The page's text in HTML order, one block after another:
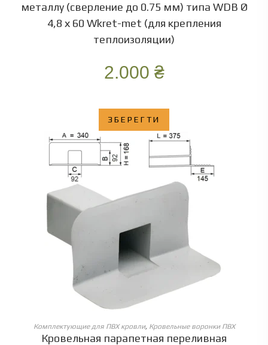
металлу (сверление до 0.75 мм) типа WDB Ø
4,8 х 60 Wkret-met (для крепления
теплоизоляции)
2.000 ₴
ЗБЕРЕГТИ
ОБЕРІТЬ ОПЦІЇ
Комплектующие для ПВХ кровли, Кровельные воронки ПВХ
Кровельная парапетная переливная